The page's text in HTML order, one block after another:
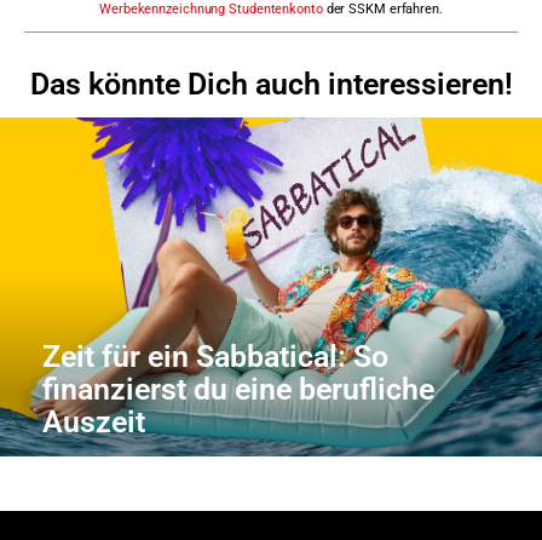
Werbekennzeichnung Studentenkontoder SSKM erfahren.
Das könnte Dich auch interessieren!
Zeit für ein Sabbatical: So
finanzierst du eine berufliche
Auszeit